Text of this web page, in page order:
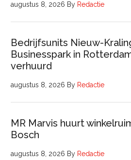
augustus 8, 2026 By Redactie
Bedrijfsunits Nieuw-
Businesspark in
verhuurd
augustus 8, 2026 By Redactie
MR Marvis huurt
Bosch
augustus 8, 2026 By Redactie